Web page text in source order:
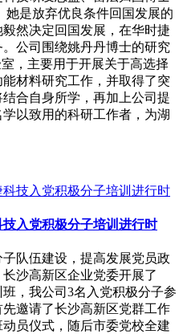
她是放弃优良条件回国发展的
然决定回国发展，在华时捷
公司围绕姚丹丹博士的研究
，主要用于开展关于高选择
材料研究工作，并取得了突
合自身所学，再加上公司提
以致用的科研工作者，为湖
入党积极分子培训进行时
队伍建设，提高发展党员政
沙高新区企业党委开展了
，我公司3名入党积极分子参
邀请了长沙高新区党群工作
员仪式，随后市委党校全建